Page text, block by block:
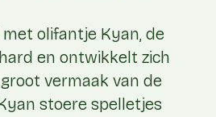
olifantje Kyan, de
en ontwikkelt zich
vermaak van de
stoere spelletjes